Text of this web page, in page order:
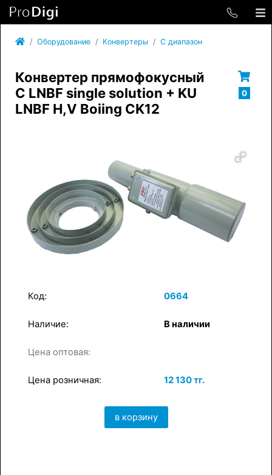
Оборудование Конвертеры C диапазон
Конвертер прямофокусный
C LNBF single solution + KU
LNBF H,V Boiing CK12
0
Код: 0664
Наличие: В наличии
Цена оптовая:
Цена розничная: 12 130 тг.
в корзину